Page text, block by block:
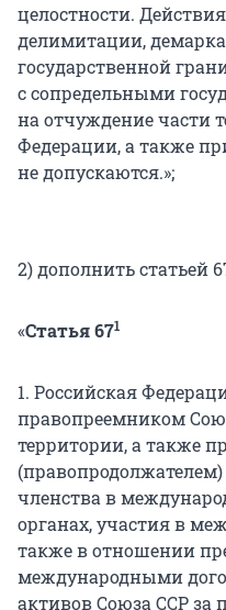
целостности.
делимитации,
государственной
с сопредельными
на отчуждение части
Федерации, а также
не допускаются.»;
2) дополнить статьей
«Статья 671
1. Российская
правопреемником
территории, а также
членства в
органах, участия в
также в отношении
международными
активов Союза ССР за